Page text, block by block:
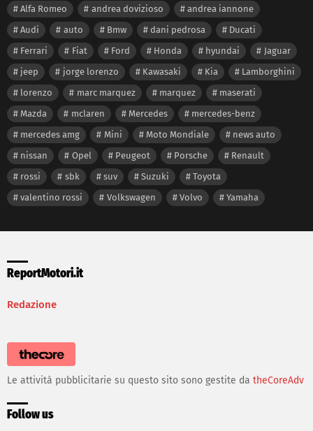
Alfa Romeo andrea dovizioso
andrea iannone
Audi
auto Bmw dani pedrosa
Ducati
Ferrari
Fiat Ford Honda hyundai
Jaguar
jeep
jorge lorenzo Kawasaki Kia
Lamborghini
lorenzo
marc marquez marquez
maserati
Mazda
mclaren Mercedes
mercedes-benz
mercedes amg
Mini Moto Mondiale
news auto
nissan
Opel Peugeot Porsche
Renault
rossi
sbk suv Suzuki
Toyota
valentino rossi
Volkswagen Volvo Yamaha
ReportMotori.it
Redazione
Le attività pubblicitarie su questo sito sono gestite da theCoreAdv
Follow us